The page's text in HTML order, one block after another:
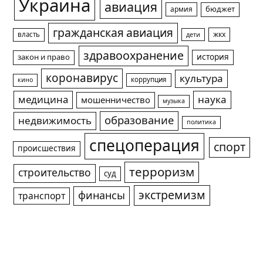
Украина авиация армия бюджет
власть гражданская авиация дети жкх
закон и право здравоохранение история
кино коронавирус коррупция
культура
медицина
мошенничество музыка
наука
недвижимость
образование политика
происшествия спецоперация спорт
строительство суд терроризм
транспорт финансы экстремизм